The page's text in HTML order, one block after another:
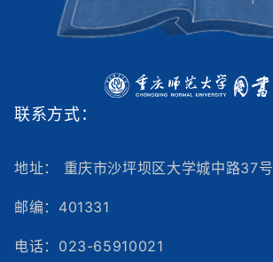
联系方式：
地址： 重庆市沙坪坝区大学城中路37号
邮编：401331
电话：023-65910021